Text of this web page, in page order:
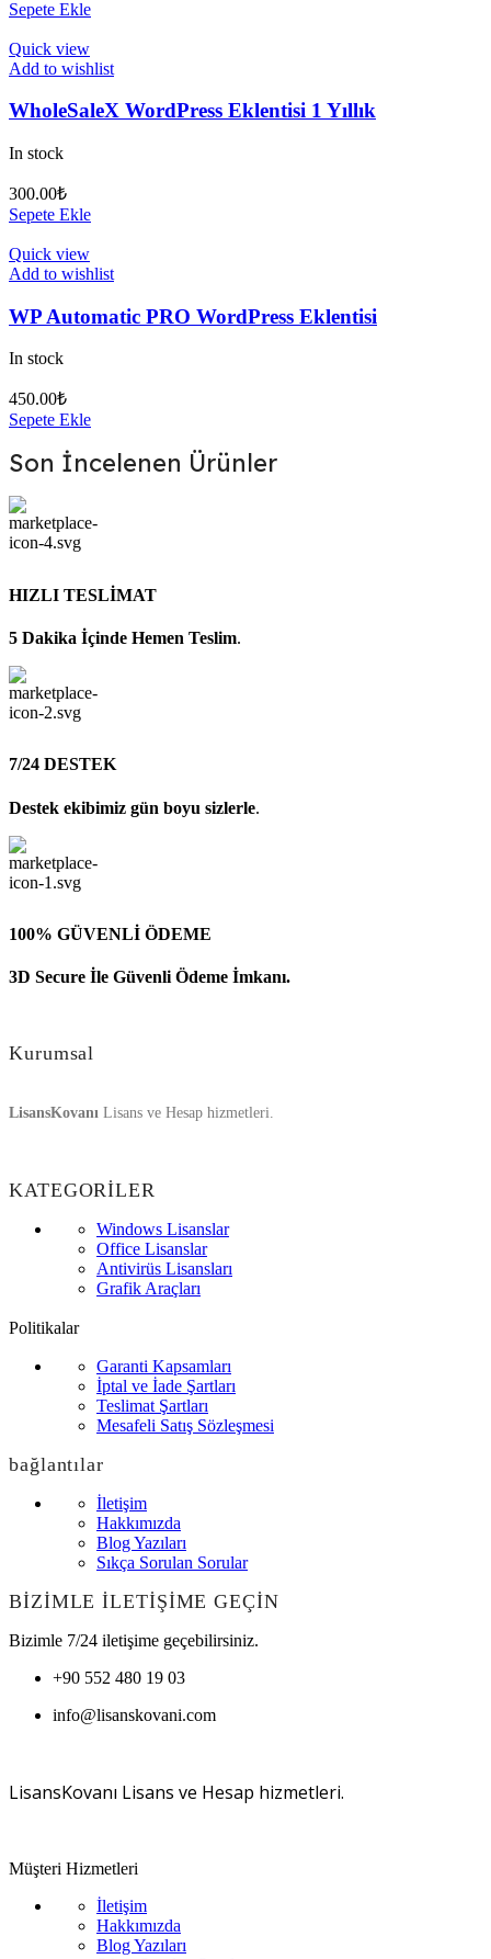
Sepete Ekle
Quick view
Add to wishlist
WholeSaleX WordPress Eklentisi 1 Yıllık
In stock
300.00₺
Sepete Ekle
Quick view
Add to wishlist
WP Automatic PRO WordPress Eklentisi
In stock
450.00₺
Sepete Ekle
Son İncelenen Ürünler
HIZLI TESLİMAT
5 Dakika İçinde Hemen Teslim.
7/24 DESTEK
Destek ekibimiz gün boyu sizlerle.
100% GÜVENLİ ÖDEME
3D Secure İle Güvenli Ödeme İmkanı.
Kurumsal
LisansKovanı Lisans ve Hesap hizmetleri.
KATEGORİLER
Windows Lisanslar
Office Lisanslar
Antivirüs Lisansları
Grafik Araçları
Politikalar
Garanti Kapsamları
İptal ve İade Şartları
Teslimat Şartları
Mesafeli Satış Sözleşmesi
bağlantılar
İletişim
Hakkımızda
Blog Yazıları
Sıkça Sorulan Sorular
BİZİMLE İLETİŞİME GEÇİN
Bizimle 7/24 iletişime geçebilirsiniz.
+90 552 480 19 03
info@lisanskovani.com
LisansKovanı Lisans ve Hesap hizmetleri.
Müşteri Hizmetleri
İletişim
Hakkımızda
Blog Yazıları